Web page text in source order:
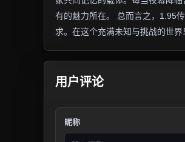
有的魅力所在。 总而言之，1.95
求。在这个充满未知与挑战的世
用户评论
昵称